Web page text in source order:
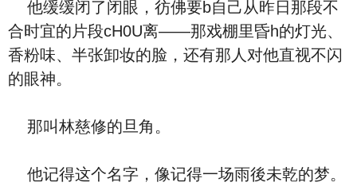
他缓缓闭了闭眼，彷佛要b自己从昨日那段不
合时宜的片段cH0U离——那戏棚里昏h的灯光、
香粉味、半张卸妆的脸，还有那人对他直视不闪
的眼神。
那叫林慈修的旦角。
他记得这个名字，像记得一场雨後未乾的梦。